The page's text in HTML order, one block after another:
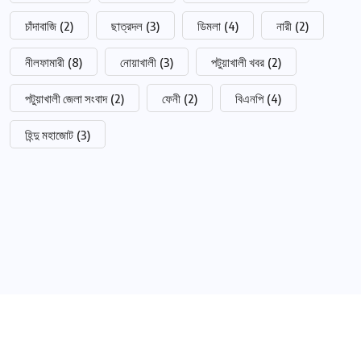
চাঁদাবাজি (2) ছাত্রদল (3) ডিমলা (4) নারী (2)
নীলফামারী (8) নোয়াখালী (3) পটুয়াখালী খবর (2)
পটুয়াখালী জেলা সংবাদ (2) ফেনী (2) বিএনপি (4)
হিন্দু মহাজোট (3)